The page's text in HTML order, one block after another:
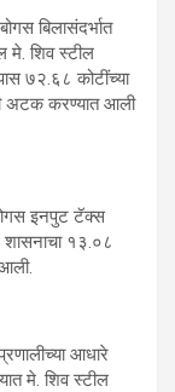
बिलासंदर्भात
मे. शिव स्टील
७२.६८ कोटींच्या
अटक करण्यात आली
बोगस इनपुट टॅक्स
१३.०८
आधारे
मे. शिव स्टील